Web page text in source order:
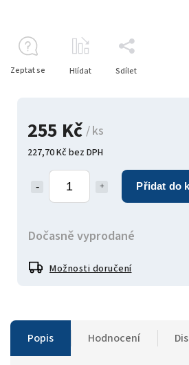
255 Kč / ks
227,70 Kč bez DPH
Přidat do
Dočasně vyprodané
Možnosti doručení
Zeptat se Hlídat Sdílet
Popis Hodnocení